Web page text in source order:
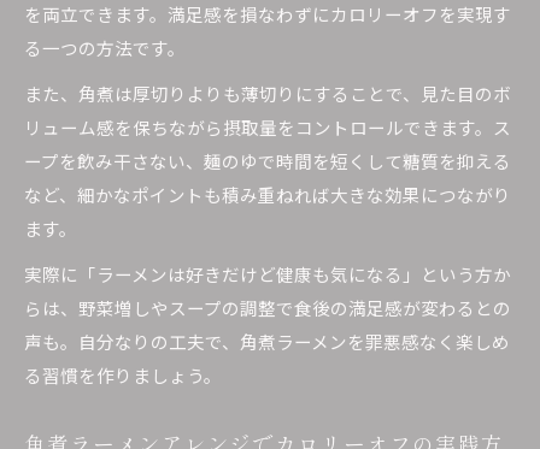
ダイエット向き角煮ラーメンの実践的な工夫
栄養で選ぶヘルシーラーメン角煮の魅力
ラーメン角煮のビタミンB1で疲労回復を目指
す
タンパク質豊富なラーメン角煮の健康効果
ラーメン角煮の栄養価を活かした食べ方の工夫
ラーメン角煮で免疫力アップを目指すコツ
角煮ラーメンアレンジでカロリーを抑える方法
低カロリー角煮を活かしたラーメンの作り方
を両立できます。満足感を損なわずにカロリーオフを実現す
る一つの方法です。
また、角煮は厚切りよりも薄切りにすることで、見た目のボ
リューム感を保ちながら摂取量をコントロールできます。ス
ープを飲み干さない、麺のゆで時間を短くして糖質を抑える
など、細かなポイントも積み重ねれば大きな効果につながり
ます。
実際に「ラーメンは好きだけど健康も気になる」という方か
らは、野菜増しやスープの調整で食後の満足感が変わるとの
声も。自分なりの工夫で、角煮ラーメンを罪悪感なく楽しめ
る習慣を作りましょう。